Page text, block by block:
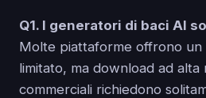
Q1. I generatori di baci AI
Molte piattaforme offrono un
limitato, ma download ad alta
commerciali richiedono